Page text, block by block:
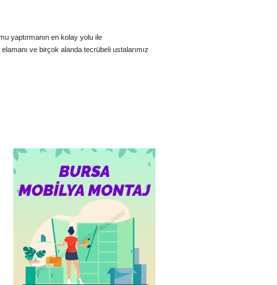
yaptırmanın en kolay yolu ile
ve birçok alanda tecrübeli ustalarımız